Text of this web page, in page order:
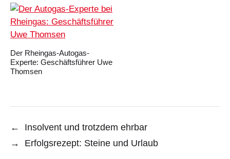
Der Rheingas-Autogas-
Experte: Geschäftsführer Uwe
Thomsen
←
Insolvent und trotzdem ehrbar
→
Erfolgsrezept: Steine und Urlaub